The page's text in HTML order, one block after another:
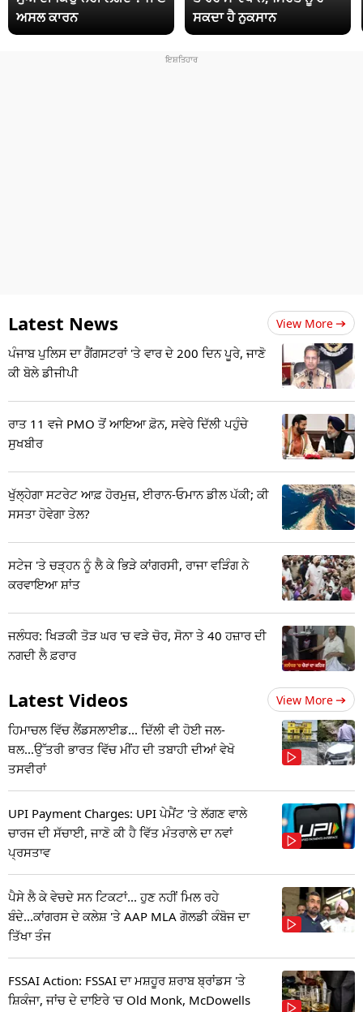
ਅਸਲ ਕਾਰਨ
ਸਕਦਾ ਹੈ ਨੁਕਸਾਨ
Latest News View More
ਪੰਜਾਬ ਪੁਲਿਸ ਦਾ ਗੈਂਗਸਟਰਾਂ 'ਤੇ ਵਾਰ ਦੇ 200 ਦਿਨ ਪੂਰੇ, ਜਾਣੋ
ਕੀ ਬੋਲੇ ਡੀਜੀਪੀ
ਰਾਤ 11 ਵਜੇ PMO ਤੋਂ ਆਇਆ ਫ਼ੋਨ, ਸਵੇਰੇ ਦਿੱਲੀ ਪਹੁੰਚੇ
ਸੁਖਬੀਰ
ਖੁੱਲ੍ਹੇਗਾ ਸਟਰੇਟ ਆਫ਼ ਹੋਰਮੁਜ਼, ਈਰਾਨ-ਓਮਾਨ ਡੀਲ ਪੱਕੀ; ਕੀ
ਸਸਤਾ ਹੋਵੇਗਾ ਤੇਲ?
ਸਟੇਜ 'ਤੇ ਚੜ੍ਹਨ ਨੂੰ ਲੈ ਕੇ ਭਿੜੇ ਕਾਂਗਰਸੀ, ਰਾਜਾ ਵੜਿੰਗ ਨੇ
ਕਰਵਾਇਆ ਸ਼ਾਂਤ
ਜਲੰਧਰ: ਖਿੜਕੀ ਤੋੜ ਘਰ 'ਚ ਵੜੇ ਚੋਰ, ਸੋਨਾ ਤੇ 40 ਹਜ਼ਾਰ ਦੀ
ਨਗਦੀ ਲੈ ਫ਼ਰਾਰ
Latest Videos View More
ਹਿਮਾਚਲ ਵਿੱਚ ਲੈਂਡਸਲਾਈਡ... ਦਿੱਲੀ ਵੀ ਹੋਈ ਜਲ-
ਥਲ...ਉੱਤਰੀ ਭਾਰਤ ਵਿੱਚ ਮੀਂਹ ਦੀ ਤਬਾਹੀ ਦੀਆਂ ਵੇਖੋ
ਤਸਵੀਰਾਂ
UPI Payment Charges: UPI ਪੇਮੈਂਟ 'ਤੇ ਲੱਗਣ ਵਾਲੇ
ਚਾਰਜ ਦੀ ਸੱਚਾਈ, ਜਾਣੋ ਕੀ ਹੈ ਵਿੱਤ ਮੰਤਰਾਲੇ ਦਾ ਨਵਾਂ
ਪ੍ਰਸਤਾਵ
ਪੈਸੇ ਲੈ ਕੇ ਵੇਚਦੇ ਸਨ ਟਿਕਟਾਂ... ਹੁਣ ਨਹੀਂ ਮਿਲ ਰਹੇ
ਬੰਦੇ...ਕਾਂਗਰਸ ਦੇ ਕਲੇਸ਼ 'ਤੇ AAP MLA ਗੋਲਡੀ ਕੰਬੋਜ ਦਾ
ਤਿੱਖਾ ਤੰਜ
FSSAI Action: FSSAI ਦਾ ਮਸ਼ਹੂਰ ਸ਼ਰਾਬ ਬ੍ਰਾਂਡਸ 'ਤੇ
ਸ਼ਿਕੰਜਾ, ਜਾਂਚ ਦੇ ਦਾਇਰੇ 'ਚ Old Monk, McDowells